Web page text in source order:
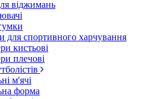
віджимань
для спортивного харчування
кистьові
плечові
м'ячі
форма